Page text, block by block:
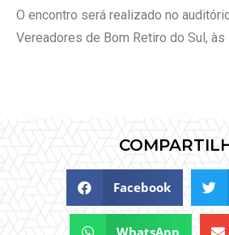
O encontro será realizado no
Vereadores de Bom Retiro do Sul, às
Facebook